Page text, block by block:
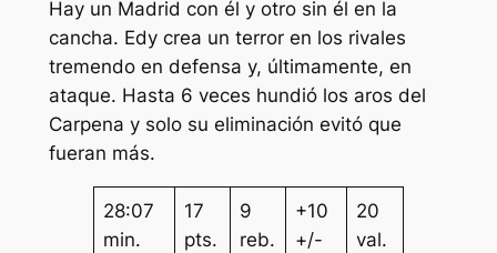
Hay un Madrid con él y otro sin él en la
cancha. Edy crea un terror en los rivales
tremendo en defensa y, últimamente, en
ataque. Hasta 6 veces hundió los aros del
Carpena y solo su eliminación evitó que
fueran más.
28:07
min.
17
pts.
9
reb.
+10
+/-
20
val.